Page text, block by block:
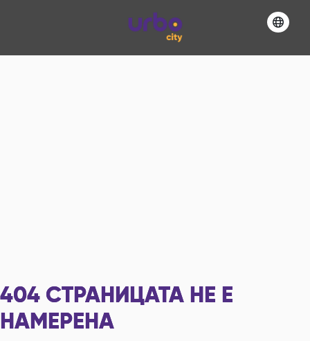
404 СТРАНИЦАТА НЕ Е
НАМЕРЕНА